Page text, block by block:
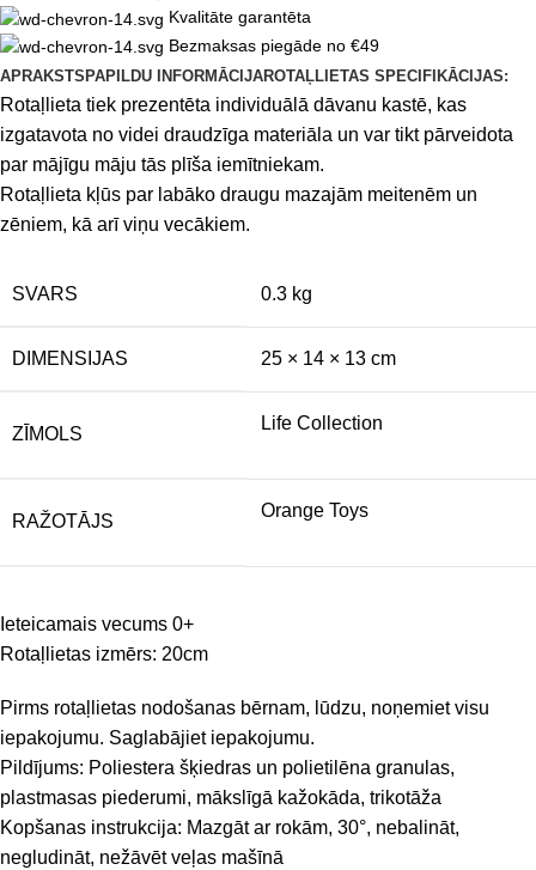
Kvalitāte garantēta
Bezmaksas piegāde no €49
APRAKSTS PAPILDU INFORMĀCIJAROTAĻLIETAS SPECIFIKĀCIJAS:
Rotaļlieta tiek prezentēta individuālā dāvanu kastē, kas
izgatavota no videi draudzīga materiāla un var tikt pārveidota
par mājīgu māju tās plīša iemītniekam.
Rotaļlieta kļūs par labāko draugu mazajām meitenēm un
zēniem, kā arī viņu vecākiem.
SVARS 0.3 kg
DIMENSIJAS 25 × 14 × 13 cm
ZĪMOLS
Life Collection
RAŽOTĀJS
Orange Toys
Ieteicamais vecums 0+
Rotaļlietas izmērs: 20cm
Pirms rotaļlietas nodošanas bērnam, lūdzu, noņemiet visu
iepakojumu. Saglabājiet iepakojumu.
Pildījums: Poliestera šķiedras un polietilēna granulas,
plastmasas piederumi, mākslīgā kažokāda, trikotāža
Kopšanas instrukcija: Mazgāt ar rokām, 30°, nebalināt,
negludināt, nežāvēt veļas mašīnā